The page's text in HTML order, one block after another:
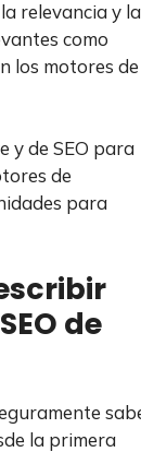
relevancia y la
como
los motores de
y de SEO para
de
para
de
la primera